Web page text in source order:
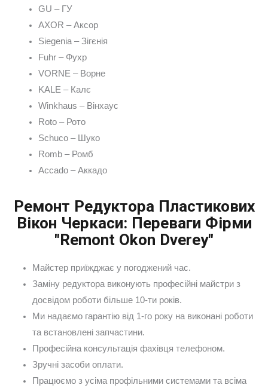
GU – ГУ
AXOR – Аксор
Siegenia – Зігєнія
Fuhr – Фухр
VORNE – Ворне
KALE – Калє
Winkhaus – Вінхаус
Roto – Рото
Schuco – Шуко
Romb – Ромб
Accado – Аккадо
Ремонт Редуктора Пластикових
Вікон Черкаси: Переваги Фірми
"Remont Okon Dverey"
Майстер приїжджає у погоджений час.
Заміну редуктора виконують професійні майстри з
досвідом роботи більше 10-ти років.
Ми надаємо гарантію від 1-го року на виконані роботи
та встановлені запчастини.
Професійна консультація фахівця телефоном.
Зручні засоби оплати.
Працюємо з усіма профільними системами та всіма